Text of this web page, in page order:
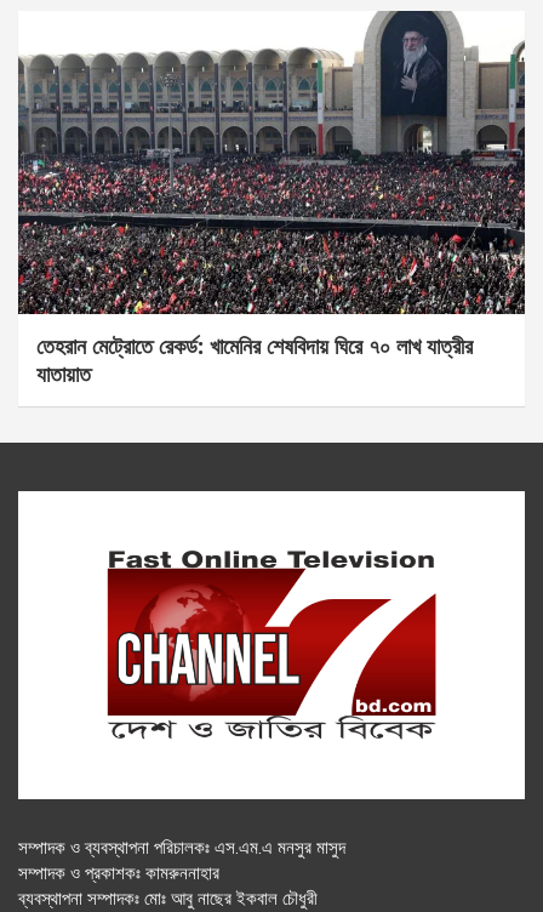
তেহরান মেট্রোতে রেকর্ড: খামেনির শেষবিদায় ঘিরে ৭০ লাখ যাত্রীর
যাতায়াত
সম্পাদক ও ব্যবস্থাপনা পরিচালকঃ এস.এম.এ মনসুর মাসুদ
সম্পাদক ও প্রকাশকঃ কামরুননাহার
ব্যবস্থাপনা সম্পাদকঃ মোঃ আবু নাছের ইকবাল চৌধুরী